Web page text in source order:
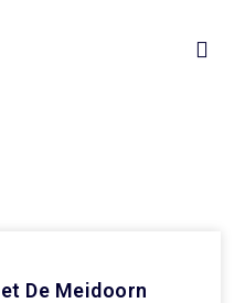
De Meidoorn